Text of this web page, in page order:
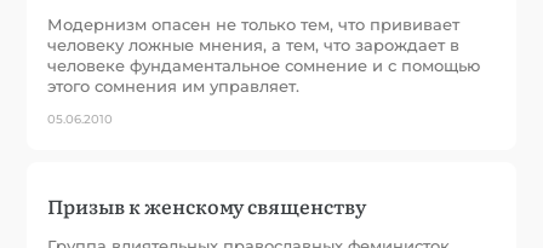
Модернизм опасен не только тем, что прививает
человеку ложные мнения, а тем, что зарождает в
человеке фундаментальное сомнение и с помощью
этого сомнения им управляет.
05.06.2010
Призыв к женскому священству